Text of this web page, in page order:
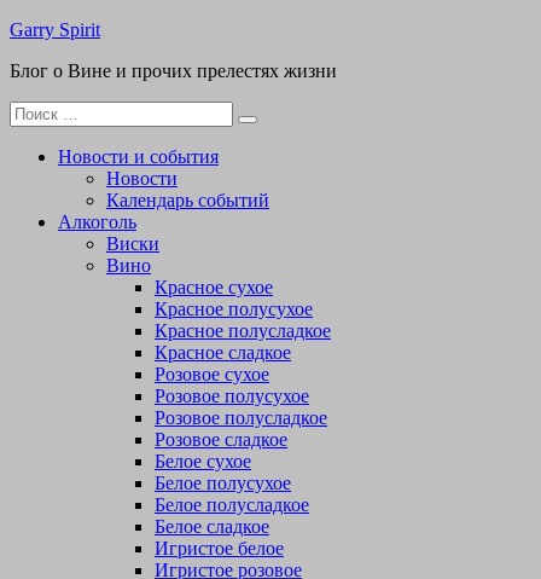
Перейти
содержимому
Garry Spirit
Блог о Вине и прочих прелестях жизни
Поиск
для:
Новости и события
Новости
Календарь событий
Алкоголь
Виски
Вино
Красное сухое
Красное полусухое
Красное полусладкое
Красное сладкое
Розовое сухое
Розовое полусухое
Розовое полусладкое
Розовое сладкое
Белое сухое
Белое полусухое
Белое полусладкое
Белое сладкое
Игристое белое
Игристое розовое